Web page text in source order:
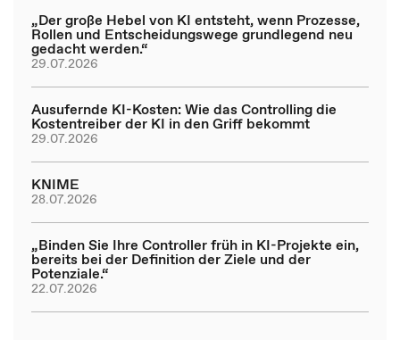
„Der große Hebel von KI entsteht, wenn Prozesse,
Rollen und Entscheidungswege grundlegend neu
gedacht werden.“
29.07.2026
Ausufernde KI-Kosten: Wie das Controlling die
Kostentreiber der KI in den Griff bekommt
29.07.2026
KNIME
28.07.2026
„Binden Sie Ihre Controller früh in KI-Projekte ein,
bereits bei der Definition der Ziele und der
Potenziale.“
22.07.2026